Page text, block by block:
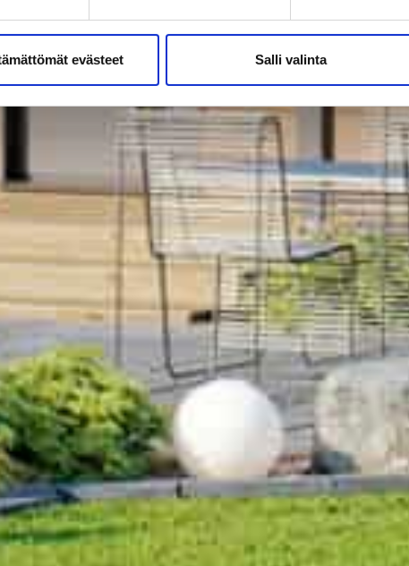
evästeet Salli valinta